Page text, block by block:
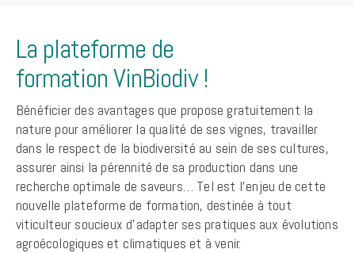
La plateforme de
formation VinBiodiv !
Bénéficier des avantages que propose gratuitement la
nature pour améliorer la qualité de ses vignes, travailler
dans le respect de la biodiversité au sein de ses cultures,
assurer ainsi la pérennité de sa production dans une
recherche optimale de saveurs… Tel est l’enjeu de cette
nouvelle plateforme de formation, destinée à tout
viticulteur soucieux d’adapter ses pratiques aux évolutions
agroécologiques et climatiques et à venir.